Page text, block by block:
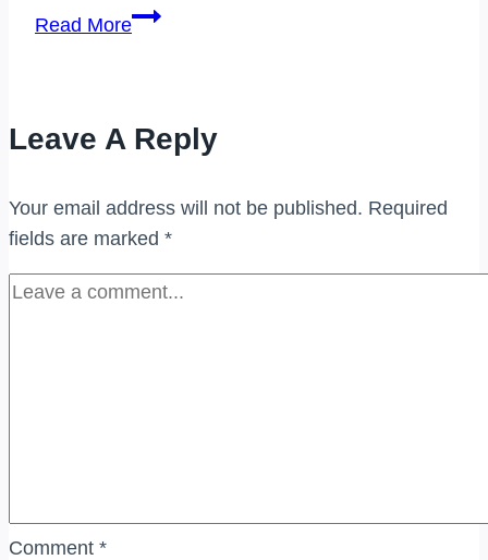
Read MorePEMBELI
DI
Leave A Reply
Your email address will not be published. Required
fields are marked *
Comment *